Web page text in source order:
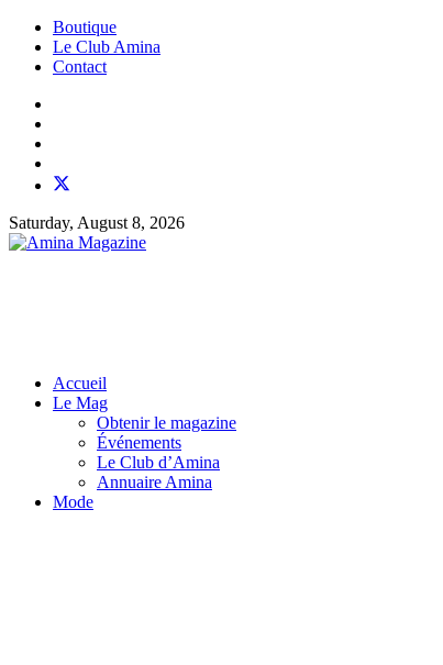
Boutique
Le Club Amina
Contact
Saturday, August 8, 2026
Accueil
Le Mag
Obtenir le magazine
Événements
Le Club d’Amina
Annuaire Amina
Mode